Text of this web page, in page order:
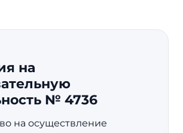
на
№ 4736
на осуществление